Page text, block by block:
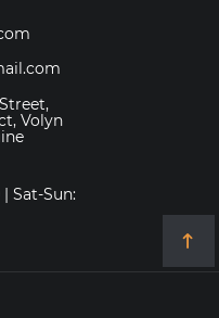
Volyn
| Sat-Sun: